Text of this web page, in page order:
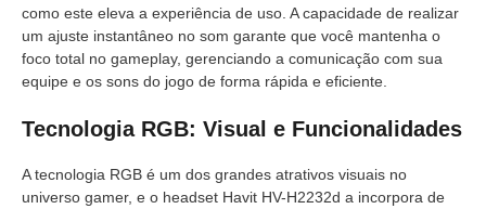
como este eleva a experiência de uso. A capacidade de realizar
um ajuste instantâneo no som garante que você mantenha o
foco total no gameplay, gerenciando a comunicação com sua
equipe e os sons do jogo de forma rápida e eficiente.
Tecnologia RGB: Visual e Funcionalidades
A tecnologia RGB é um dos grandes atrativos visuais no
universo gamer, e o headset Havit HV-H2232d a incorpora de